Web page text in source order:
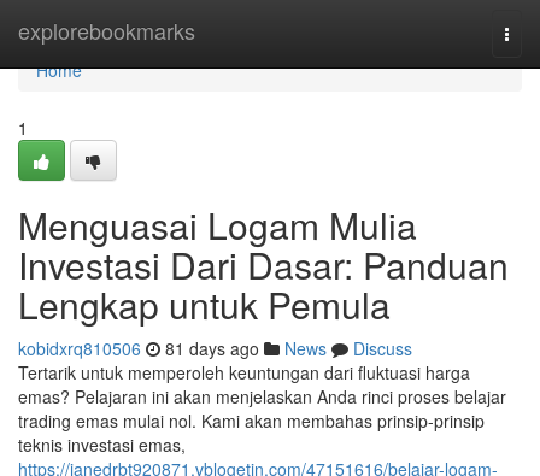
explorebookmarks
Home
Home
1
Menguasai Logam Mulia
Investasi Dari Dasar: Panduan
Lengkap untuk Pemula
kobidxrq810506 81 days ago News
Discuss
Tertarik untuk memperoleh keuntungan dari fluktuasi harga
emas? Pelajaran ini akan menjelaskan Anda rinci proses belajar
trading emas mulai nol. Kami akan membahas prinsip-prinsip
teknis investasi emas,
https://janedrbt920871.vblogetin.com/47151616/belajar-logam-